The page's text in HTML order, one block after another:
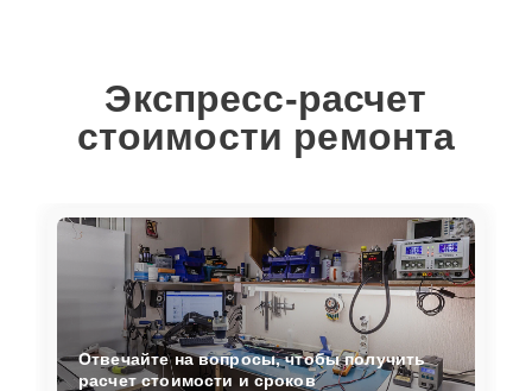
Экспресс-расчет
стоимости ремонта
Отвечайте на вопросы, чтобы получить
расчет стоимости и сроков